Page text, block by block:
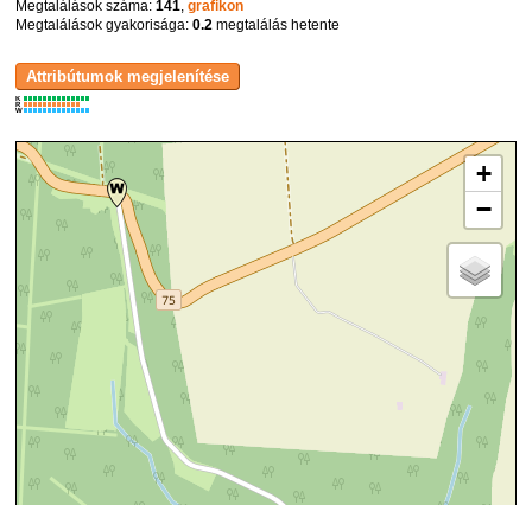
Megtalálások száma:141,grafikon
Megtalálások gyakorisága:0.2 megtalálás hetente
K
R
W
+
−